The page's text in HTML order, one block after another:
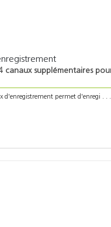
supplémentaires pour
d'enregistrement permet d'enregi . . .